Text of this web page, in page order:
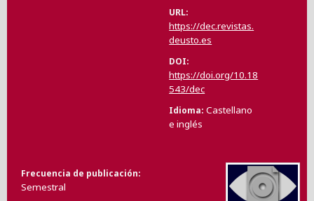
URL
https://dec.revistas.
deusto.es
DOI
https://doi.org/10.18
543/dec
Idioma Castellano
e inglés
Frecuencia de publicación
Semestral